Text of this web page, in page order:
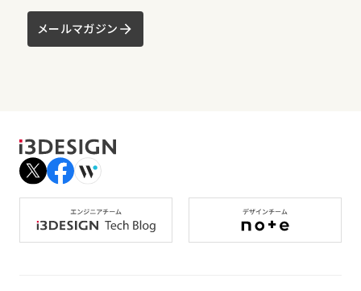
メールマガジン